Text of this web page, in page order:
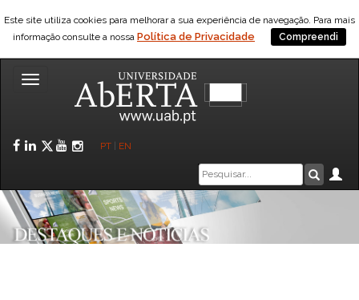
Este site utiliza cookies para melhorar a sua experiência de navegação. Para mais
informação consulte a nossa Política de Privacidade Compreendi
Toggle
Facebook
LinkedIn
Twitter
YouTube
Instagram
PT EN
Caixa
de
pesquisa